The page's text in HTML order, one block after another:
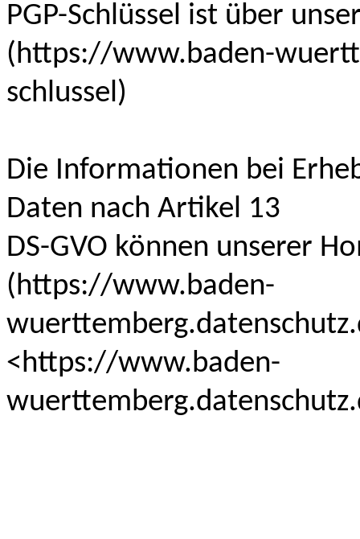
PGP-Schlüssel ist über
(‍https://www.baden-
schlussel)
Die Informationen bei
Daten nach Artikel 13
DS-GVO können unserer
(https://www.baden-
<https://www.baden-